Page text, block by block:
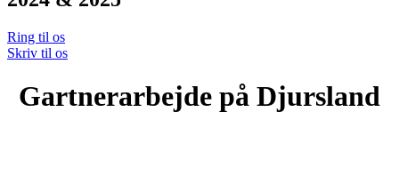
Ring til os
Skriv til os
Gartnerarbejde på Djursland